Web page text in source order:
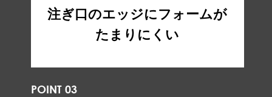
注ぎ口のエッジにフォームが
たまりにくい
POINT 03